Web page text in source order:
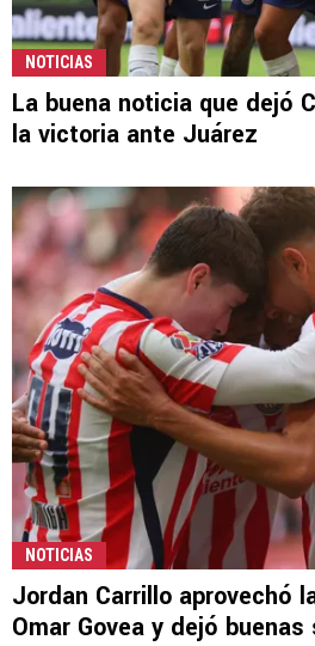
NOTICIAS
La buena noticia que dejó
la victoria ante Juárez
NOTICIAS
Jordan Carrillo aprovechó
Omar Govea y dejó